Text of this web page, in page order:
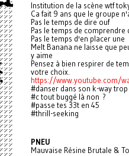
Institution de la scène wtf
Ca fait 9 ans que le groupe
Pas le temps de dire ouf
Pas le temps de comprendre
Pas le temps d'en placer une
Melt Banana ne laisse que
y aime
Pensez à bien respirer de
votre choix.
https://www.youtube.com/
#danser dans son k-way
#c tout buggé là non ?
#passe tes 33t en 45
#thrill-seeking
PNEU
Mauvaise Résine Brutale &